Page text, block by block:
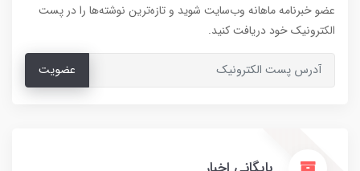
عضو خبرنامه ماهانه وب‌سایت شوید و تازه‌ترین نوشته‌ها را در پست
الکترونیک خود دریافت کنید.
عضویت